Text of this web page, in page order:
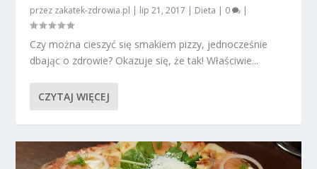
przez zakatek-zdrowia.pl | lip 21, 2017 | Dieta | 0 |
Czy można cieszyć się smakiem pizzy, jednocześnie
dbając o zdrowie? Okazuje się, że tak! Właściwie...
CZYTAJ WIĘCEJ